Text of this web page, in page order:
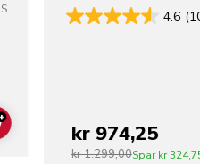
ADD TO CART
4.6
kr 974,25
kr 1.299,00Spar kr